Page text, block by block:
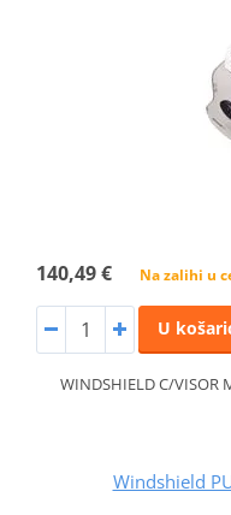
140,49 € Na zalihi u
U
WINDSHIELD C/VISOR
Windshield